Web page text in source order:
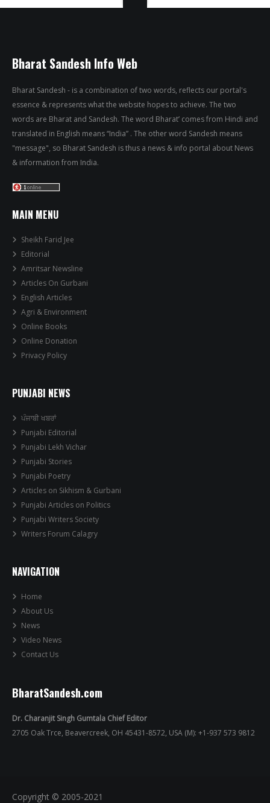
Bharat Sandesh Info Web
Bharat Sandesh - is a combination of two words, reflects our portal's
essence & represents what the website hopes to achieve. The two
words are Bharat and Sandesh. The word Bharat’ comes from Hindi and
translated in English means “India” . The other word Sandesh means
"message", so Bharat Sandesh is thus a news & info portal about News
& information from India.
MAIN MENU
Sheikh Farid Jee
Editorial
Amritsar Newsline
Articles On Gurbani
English Articles
Agri & Environment
Online Books
Online Donation
Privacy Policy
PUNJABI NEWS
ਪੰਜਾਬੀ ਖਬਰਾਂ
Punjabi Editorial
Punjabi Lekh Vichar
Punjabi Stories
Punjabi Poetry
Articles on Sikhism & Gurbani
Punjabi Articles on Politics
Punjabi Writers Society
Writers Forum Calagry
NAVIGATION
Home
About Us
News
Video News
Contact Us
BharatSandesh.com
Dr. Charanjit Singh Gumtala Chief Editor
2705 Oak Trce, Beavercreek, OH 45431-8572, USA (M): +1-937 573 9812
Copyright © 2005-2021